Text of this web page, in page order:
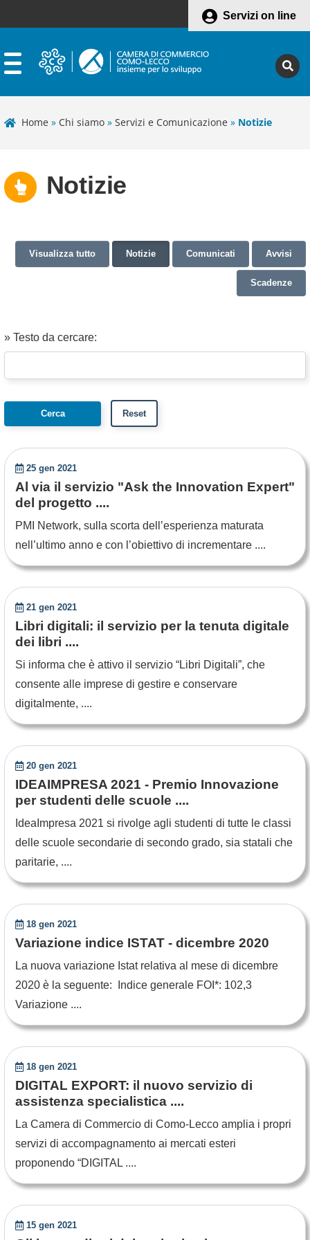
Servizi on line
Home » Chi siamo » Servizi e Comunicazione » Notizie
Notizie
Visualizza tutto Notizie Comunicati Avvisi
Scadenze
» Testo da cercare:
25 gen 2021
Al via il servizio "Ask the Innovation Expert"
del progetto ....
PMI Network, sulla scorta dell’esperienza maturata
nell’ultimo anno e con l’obiettivo di incrementare ....
21 gen 2021
Libri digitali: il servizio per la tenuta digitale
dei libri ....
Si informa che è attivo il servizio “Libri Digitali”, che
consente alle imprese di gestire e conservare
digitalmente, ....
20 gen 2021
IDEAIMPRESA 2021 - Premio Innovazione
per studenti delle scuole ....
IdeaImpresa 2021 si rivolge agli studenti di tutte le classi
delle scuole secondarie di secondo grado, sia statali che
paritarie, ....
18 gen 2021
Variazione indice ISTAT - dicembre 2020
La nuova variazione Istat relativa al mese di dicembre
2020 è la seguente: Indice generale FOI*: 102,3
Variazione ....
18 gen 2021
DIGITAL EXPORT: il nuovo servizio di
assistenza specialistica ....
La Camera di Commercio di Como-Lecco amplia i propri
servizi di accompagnamento ai mercati esteri
proponendo “DIGITAL ....
15 gen 2021